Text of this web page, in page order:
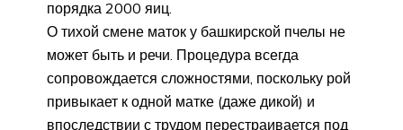
порядка 2000 яиц.
О тихой смене маток у башкирской пчелы не
может быть и речи. Процедура всегда
сопровождается сложностями, поскольку рой
привыкает к одной матке (даже дикой) и
впоследствии с трудом перестраивается под